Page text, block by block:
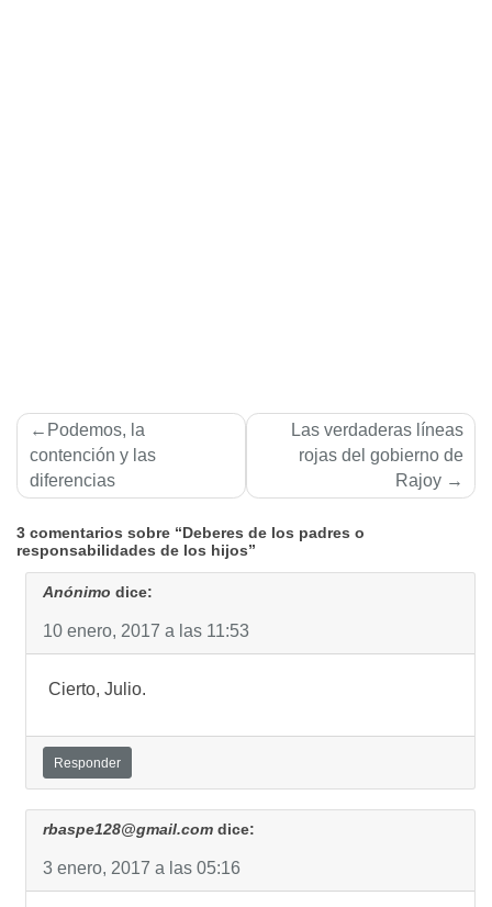
Navegación
de
entradas
Podemos, la
contención y las
diferencias
Las verdaderas lí­neas
rojas del gobierno de
Rajoy
3 comentarios sobre “Deberes de los padres o
responsabilidades de los hijos”
Anónimo dice:
10 enero, 2017 a las 11:53
Cierto, Julio.
Responder
rbaspe128@gmail.com dice:
3 enero, 2017 a las 05:16